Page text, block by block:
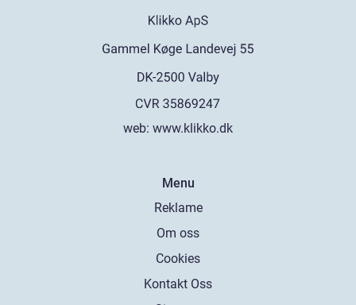
web: www.klikko.dk
Menu
Reklame
Om oss
Cookies
Kontakt Oss